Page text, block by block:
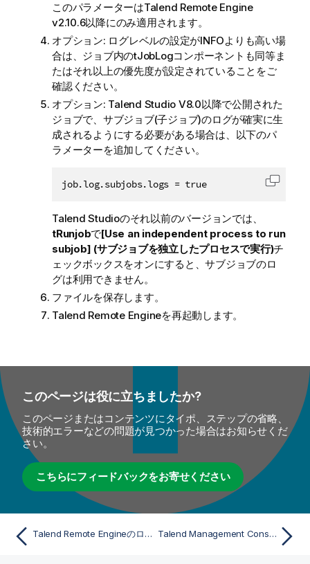
このパラメーターはTalend Remote Engine
v2.10.6以降にのみ適用されます。
オプション: ログレベルの設定がINFOよりも高い場
合は、ジョブ内のtJobLogコンポーネントも同等ま
たはそれ以上の優先度が設定されていることをご
確認ください。
オプション: Talend Studio V8.0以降で公開された
ジョブで、サブジョブ(子ジョブ)のログが確実に生
成されるようにする必要がある場合は、以下のパ
ラメーターを追加してください。
job.log.subjobs.logs = true コード
Talend Studioのそれ以前のバージョンでは、
tRunjobで[Use an independent process to run
subjob] (サブジョブを独立したプロセスで実行)チ
ェックボックスをオンにすると、サブジョブのロ
グは利用できません。
ファイルを保存します。
Talend Remote Engineを再起動します。
このページは役に立ちましたか?
このページまたはコンテンツにタイポ、ステップの省略、
技術的エラーなどの問題が見つかった場合はお知らせくだ
さい。
こちらにフィードバックをお寄せください
Talend Remote Engineのログおよびトラブルシューティング問題を管理 Talend Management Consoleに標準システムログを表示